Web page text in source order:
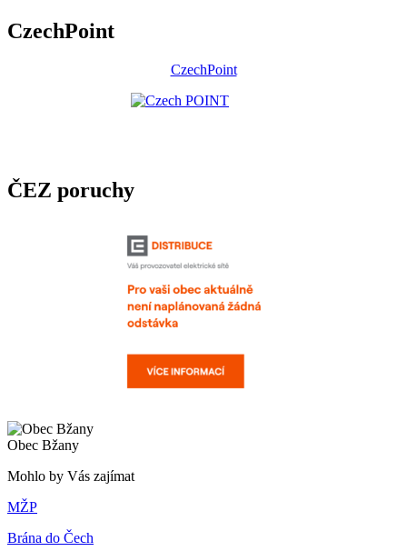
CzechPoint
CzechPoint
ČEZ poruchy
Obec Bžany
Mohlo by Vás zajímat
MŽP
Brána do Čech